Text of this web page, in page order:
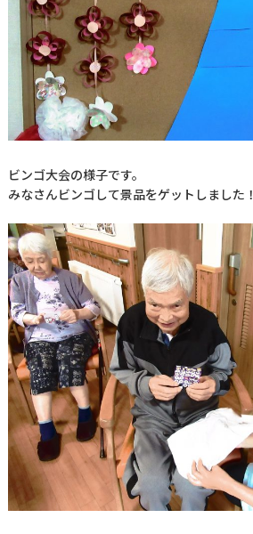
ビンゴ大会の様子です。
みなさんビンゴして景品をゲットしました！